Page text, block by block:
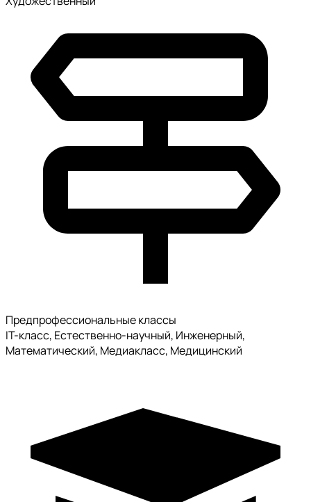
Предпрофессиональные классы
IT-класс, Естественно-научный, Инженерный,
Математический, Медиакласс, Медицинский